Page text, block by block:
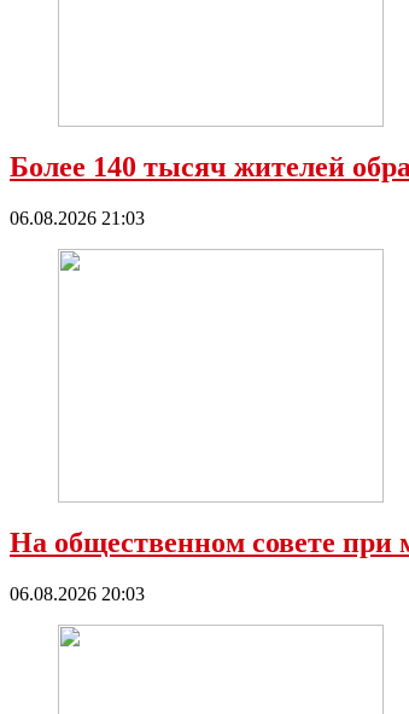
Более 140 тысяч жителей
06.08.2026 21:03
На общественном совете при
06.08.2026 20:03